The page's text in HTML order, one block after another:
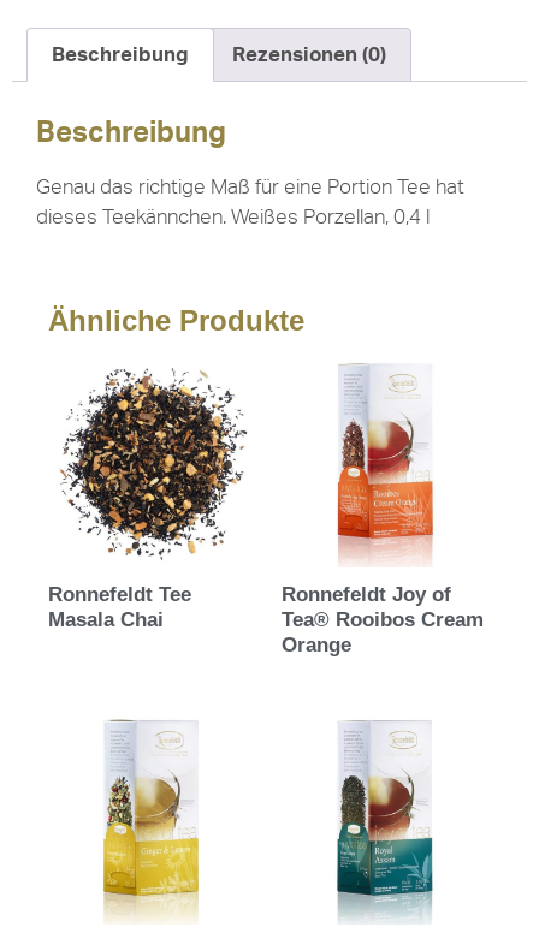
Beschreibung Rezensionen (0)
Beschreibung
Genau das richtige Maß für eine Portion Tee hat
dieses Teekännchen. Weißes Porzellan, 0,4 l
Ähnliche Produkte
Ronnefeldt Tee
Masala Chai
Ronnefeldt Joy of
Tea® Rooibos Cream
Orange